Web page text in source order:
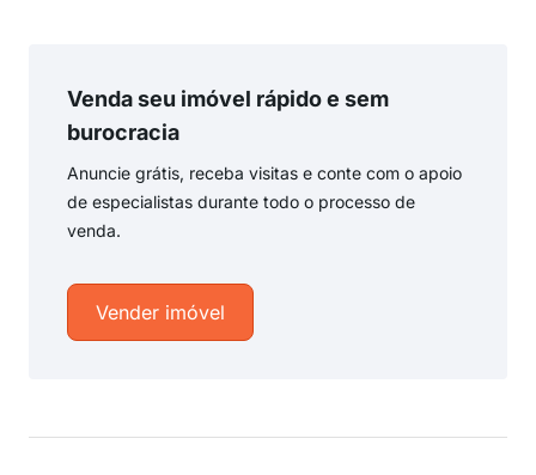
Venda seu imóvel rápido e sem
burocracia
Anuncie grátis, receba visitas e conte com o apoio
de especialistas durante todo o processo de
venda.
Vender imóvel